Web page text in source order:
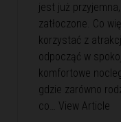
jest już
zatłoczone. Co
korzystać z
odpocząć w
komfortowe
gdzie zarówno
co… View Article